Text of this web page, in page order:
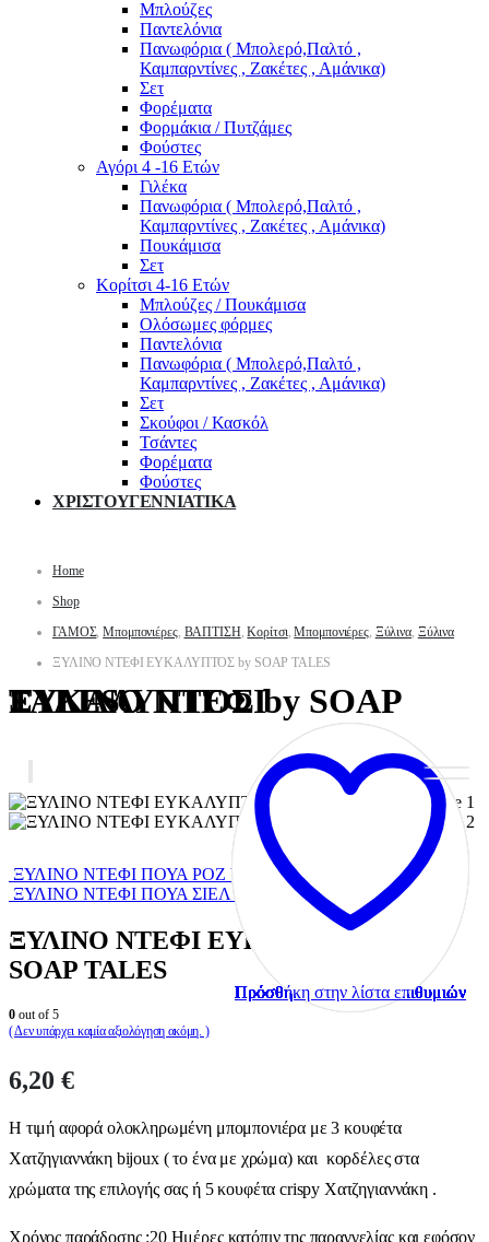
Μπλούζες
Παντελόνια
Πανωφόρια ( Μπολερό,Παλτό ,
Καμπαρντίνες , Ζακέτες , Αμάνικα)
Σετ
Φορέματα
Φορμάκια / Πυτζάμες
Φούστες
Αγόρι 4 -16 Ετών
Γιλέκα
Πανωφόρια ( Μπολερό,Παλτό ,
Καμπαρντίνες , Ζακέτες , Αμάνικα)
Πουκάμισα
Σετ
Κορίτσι 4-16 Ετών
Μπλούζες / Πουκάμισα
Ολόσωμες φόρμες
Παντελόνια
Πανωφόρια ( Μπολερό,Παλτό ,
Καμπαρντίνες , Ζακέτες , Αμάνικα)
Σετ
Σκούφοι / Κασκόλ
Τσάντες
Φορέματα
Φούστες
ΧΡΙΣΤΟΥΓΕΝΝΙΑΤΙΚΑ
Home
Shop
ΓΑΜΟΣ,Μπομπονιέρες, ΒΑΠΤΙΣΗ,Κορίτσι,Μπομπονιέρες, Ξύλινα, Ξύλινα
ΞΥΛΙΝΟ ΝΤΕΦΙ ΕΥΚΑΛΥΠΤΟΣ by SOAP TALES
ΞΥΛΙΝΟ ΝΤΕΦΙ ΕΥΚΑΛΥΠΤΟΣ by SOAP TALES
ΞΥΛΙΝΟ ΝΤΕΦΙ ΠΟΥΑ ΡΟΖ by SOAP TALES
ΞΥΛΙΝΟ ΝΤΕΦΙ ΠΟΥΑ ΣΙΕΛ by SOAP TALES
ΞΥΛΙΝΟ ΝΤΕΦΙ ΕΥΚΑΛΥΠΤΟΣ by
SOAP TALES
0 out of 5
( Δεν υπάρχει καμία αξιολόγηση ακόμη. )
6,20 €
Η τιμή αφορά ολοκληρωμένη μπομπονιέρα με 3 κουφέτα
Χατζηγιαννάκη bijoux ( το ένα με χρώμα) και κορδέλες στα
χρώματα της επιλογής σας ή 5 κουφέτα crispy Χατζηγιαννάκη .
Χρόνος παράδοσης :20 Ημέρες κατόπιν της παραγγελίας και εφόσον
Πρόσθήκη στην λίστα επιθυμιών
Πρόσθήκη στην λίστα επιθυμιών
Πρόσθήκη στην λίστα επιθυμιών
Πρόσθήκη στην λίστα επιθυμιών
Πρόσθήκη στην λίστα επιθυμιών
Πρόσθήκη στην λίστα επιθυμιών
Πρόσθήκη στην λίστα επιθυμιών
Πρόσθήκη στην λίστα επιθυμιών
Πρόσθήκη στην λίστα επιθυμιών
Πρόσθήκη στην λίστα επιθυμιών